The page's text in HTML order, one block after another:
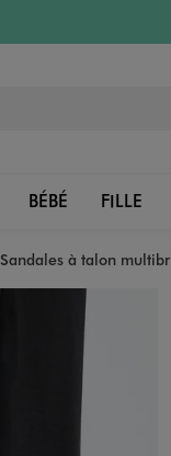
BÉBÉ FILLE
Sandales à talon